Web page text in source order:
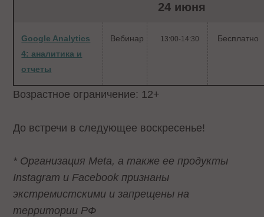
24 июня
Google Analytics
4: аналитика и
отчеты
Вебинар 13:00-14:30 Бесплатно
Возрастное ограничение: 12+
До встречи в следующее воскресенье!
* Организация Meta, а также ее продукты
Instagram и Facebook признаны
экстремистскими и запрещены на
территории РФ